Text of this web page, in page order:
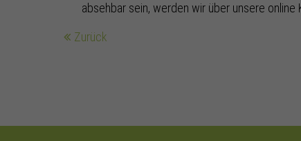
absehbar sein, werden wir über unsere online
Zurück